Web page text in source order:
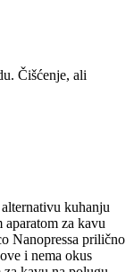
Čišćenje, ali
kuhanju
za kavu
Nanopressa prilično
i nema okus